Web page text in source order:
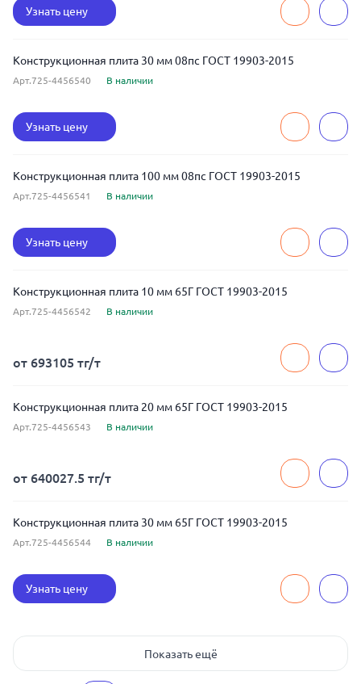
Узнать цену
Конструкционная плита 30 мм 08пс ГОСТ 19903-2015
Арт.725-4456540 В наличии
Узнать цену
Конструкционная плита 100 мм 08пс ГОСТ 19903-2015
Арт.725-4456541 В наличии
Узнать цену
Конструкционная плита 10 мм 65Г ГОСТ 19903-2015
Арт.725-4456542 В наличии
от 693105 тг/т
Конструкционная плита 20 мм 65Г ГОСТ 19903-2015
Арт.725-4456543 В наличии
от 640027.5 тг/т
Конструкционная плита 30 мм 65Г ГОСТ 19903-2015
Арт.725-4456544 В наличии
Узнать цену
Показать ещё